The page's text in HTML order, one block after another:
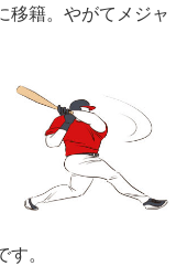
移籍。やがてメジャ
。